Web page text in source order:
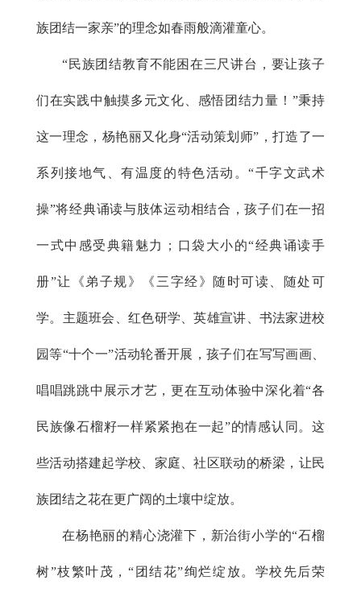
族团结一家亲”的理念如春雨般滴灌童心。
“民族团结教育不能困在三尺讲台，要让孩子
们在实践中触摸多元文化、感悟团结力量！”秉持
这一理念，杨艳丽又化身“活动策划师”，打造了一
系列接地气、有温度的特色活动。“千字文武术
操”将经典诵读与肢体运动相结合，孩子们在一招
一式中感受典籍魅力；口袋大小的“经典诵读手
册”让《弟子规》《三字经》随时可读、随处可
学。主题班会、红色研学、英雄宣讲、书法家进校
园等“十个一”活动轮番开展，孩子们在写写画画、
唱唱跳跳中展示才艺，更在互动体验中深化着“各
民族像石榴籽一样紧紧抱在一起”的情感认同。这
些活动搭建起学校、家庭、社区联动的桥梁，让民
族团结之花在更广阔的土壤中绽放。
在杨艳丽的精心浇灌下，新治街小学的“石榴
树”枝繁叶茂，“团结花”绚烂绽放。学校先后荣